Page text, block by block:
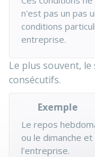
n'est pas un pas
conditions
entreprise.
Le plus souvent,
consécutifs.
Exemple
Le repos
ou le dimanche
l'entreprise.